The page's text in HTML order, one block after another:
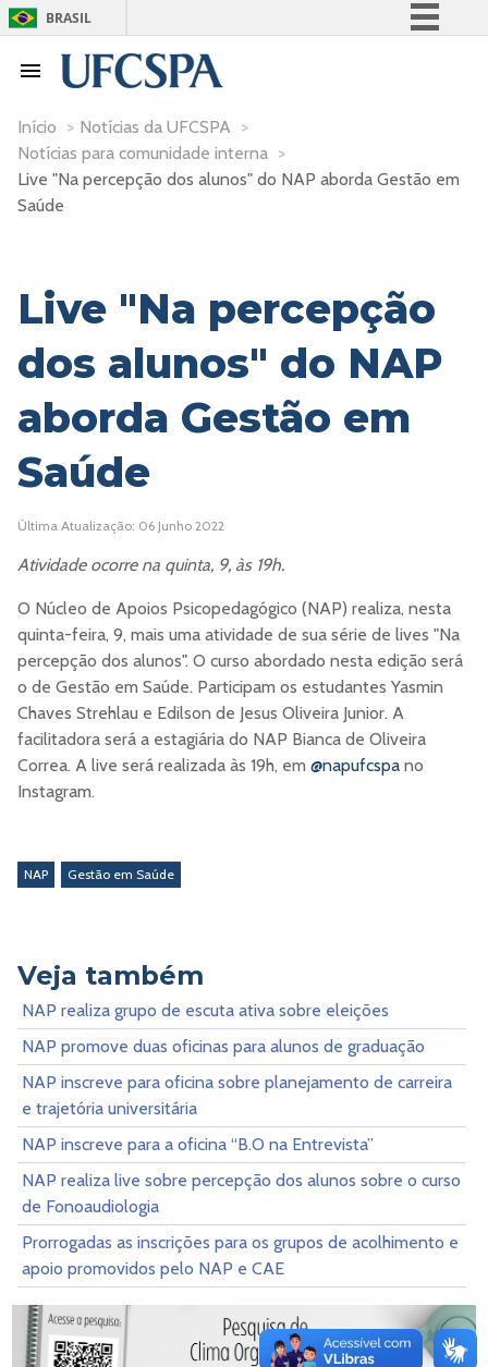
BRASIL
Acesso à informação
Início > Notícias da UFCSPA >
Notícias para comunidade interna >
Live "Na percepção dos alunos" do NAP aborda Gestão em
Saúde
Live "Na percepção
dos alunos" do NAP
aborda Gestão em
Saúde
Última Atualização: 06 Junho 2022
Atividade ocorre na quinta, 9, às 19h.
O Núcleo de Apoios Psicopedagógico (NAP) realiza, nesta
quinta-feira, 9, mais uma atividade de sua série de lives "Na
percepção dos alunos". O curso abordado nesta edição será
o de Gestão em Saúde. Participam os estudantes Yasmin
Chaves Strehlau e Edilson de Jesus Oliveira Junior. A
facilitadora será a estagiária do NAP Bianca de Oliveira
Correa. A live será realizada às 19h, em @napufcspa no
Instagram.
NAP Gestão em Saúde
Veja também
NAP realiza grupo de escuta ativa sobre eleições
NAP promove duas oficinas para alunos de graduação
NAP inscreve para oficina sobre planejamento de carreira
e trajetória universitária
NAP inscreve para a oficina “B.O na Entrevista”
NAP realiza live sobre percepção dos alunos sobre o curso
de Fonoaudiologia
Prorrogadas as inscrições para os grupos de acolhimento e
apoio promovidos pelo NAP e CAE